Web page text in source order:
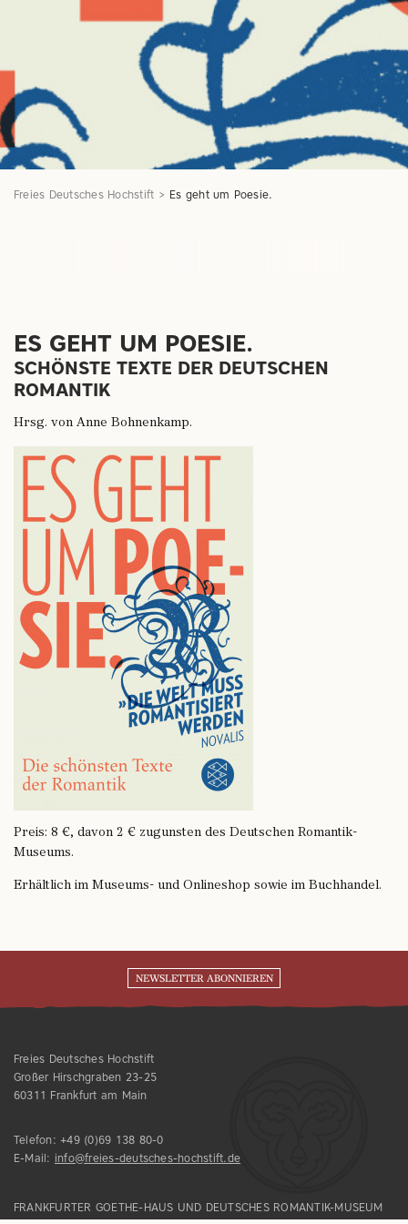
Freies Deutsches Hochstift Es geht um Poesie.
ES GEHT UM POESIE.
SCHÖNSTE TEXTE DER DEUTSCHEN
ROMANTIK
Hrsg. von Anne Bohnenkamp.
Preis: 8 €, davon 2 € zugunsten des Deutschen Romantik-
Museums.
Erhältlich im Museums- und Onlineshop sowie im Buchhandel.
NEWSLETTER ABONNIEREN
Freies Deutsches Hochstift
Großer Hirschgraben 23-25
60311 Frankfurt am Main
Telefon:+49 (0)69 138 80-0
E-Mail: info@freies-deutsches-hochstift.de
FRANKFURTER GOETHE-HAUS UND DEUTSCHES ROMANTIK-MUSEUM